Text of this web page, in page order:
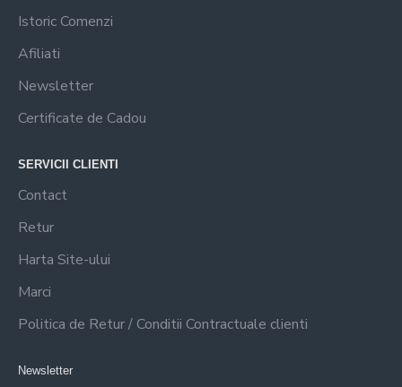
Istoric Comenzi
Afiliati
Newsletter
Certificate de Cadou
SERVICII CLIENTI
Contact
Retur
Harta Site-ului
Marci
Politica de Retur / Conditii Contractuale clienti
Newsletter